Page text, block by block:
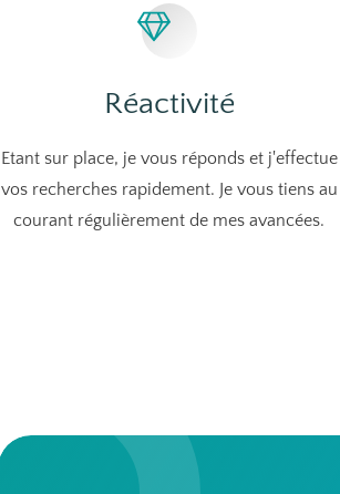
Réactivité
Etant sur place, je vous réponds et j'effectue
vos recherches rapidement. Je vous tiens au
courant régulièrement de mes avancées.